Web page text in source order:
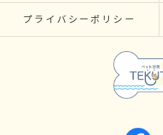
プライバシーポリシー